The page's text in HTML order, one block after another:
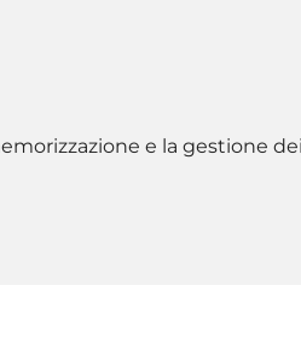
e la gestione